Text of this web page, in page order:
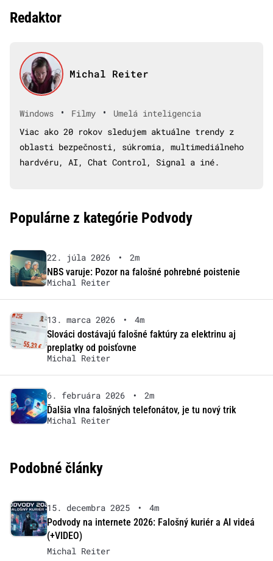
Redaktor
Michal Reiter
Windows • Filmy •
Umelá inteligencia
Viac ako 20 rokov sledujem aktuálne trendy z
oblasti bezpečnosti, súkromia, multimediálneho
hardvéru, AI, Chat Control, Signal a iné.
Populárne z kategórie Podvody
22. júla 2026 •
2m
NBS varuje: Pozor na falošné pohrebné poistenie
Michal Reiter
13. marca 2026 •
4m
Slováci dostávajú falošné faktúry za elektrinu aj
preplatky od poisťovne
Michal Reiter
6. februára 2026 •
2m
Ďalšia vlna falošných telefonátov, je tu nový trik
Michal Reiter
Podobné články
15. decembra 2025 •
4m
Podvody na internete 2026: Falošný kuriér a AI videá
(+VIDEO)
Michal Reiter